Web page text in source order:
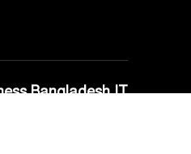
Bangladesh IT